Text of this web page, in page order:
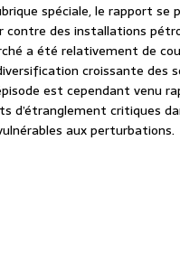
spéciale, le rapport
contre des installations
a été relativement de
croissante des
est cependant venu
d’étranglement critiques
aux perturbations.